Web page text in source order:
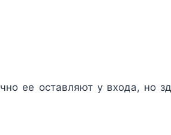
ее оставляют у входа, но